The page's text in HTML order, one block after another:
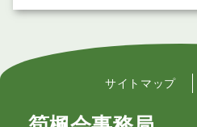
サイトマップ